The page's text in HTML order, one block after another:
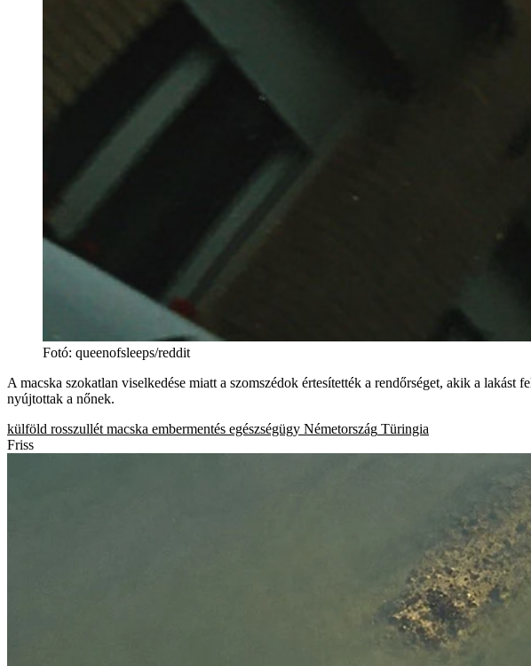
Fotó: queenofsleeps/reddit
A macska szokatlan viselkedése miatt a szomszédok értesítették a rendőrséget, akik a
nyújtottak a nőnek.
külföld rosszullét macska embermentés egészségügy Németország Türingia
Friss